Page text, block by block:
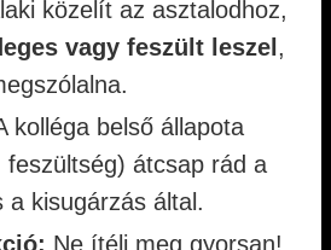
közelít az asztalodhoz,
vagy feszült leszel ,
kolléga belső állapota
feszültség) átcsap rád a
a kisugárzás által.
Ne ítélj meg gyorsan!